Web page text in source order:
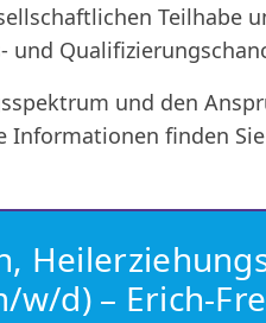
und den
Informationen finden
w/d) – Erich-